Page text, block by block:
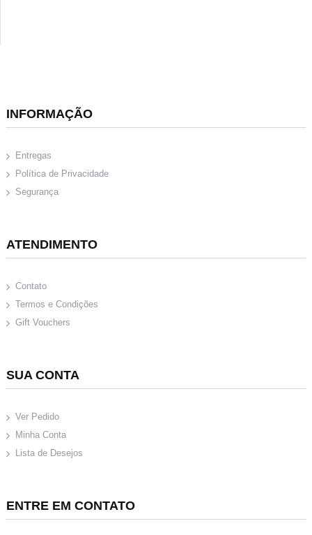
INFORMAÇÃO
Entregas
Política de Privacidade
Segurança
ATENDIMENTO
Contato
Termos e Condições
Gift Vouchers
SUA CONTA
Ver Pedido
Minha Conta
Lista de Desejos
ENTRE EM CONTATO